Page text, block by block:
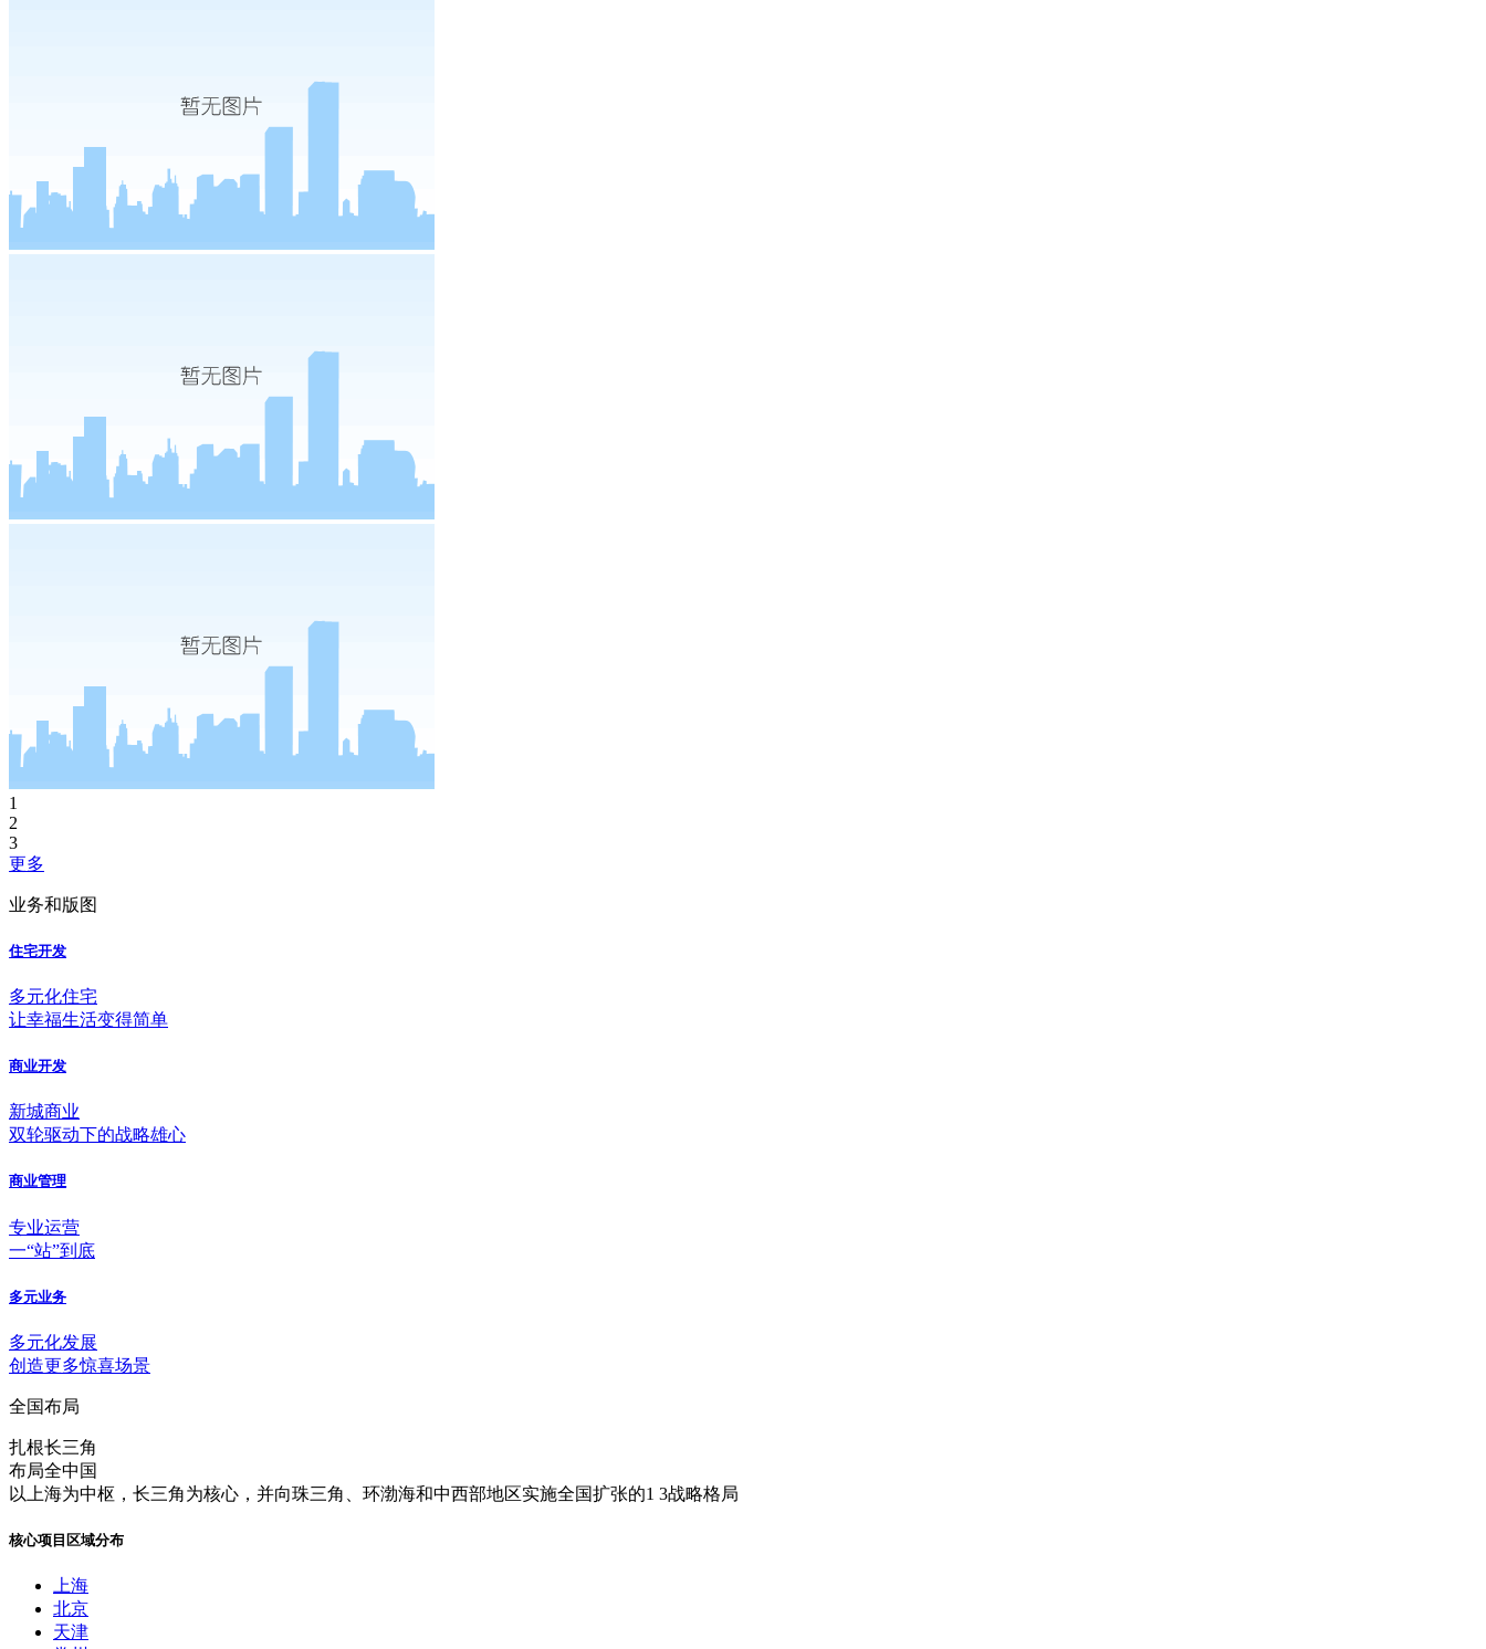
1
2
3
更多
业务和版图
住宅开发
多元化住宅
让幸福生活变得简单
商业开发
新城商业
双轮驱动下的战略雄心
商业管理
专业运营
一“站”到底
多元业务
多元化发展
创造更多惊喜场景
全国布局
扎根长三角
布局全中国
以上海为中枢，长三角为核心，并向珠三角、环渤海和中西部地区实施全国扩张的1 3战略格局
核心项目区域分布
上海
北京
天津